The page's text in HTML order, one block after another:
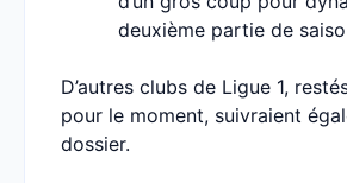
deuxième partie de
D’autres clubs de Ligue 1,
pour le moment, suivraient
dossier.